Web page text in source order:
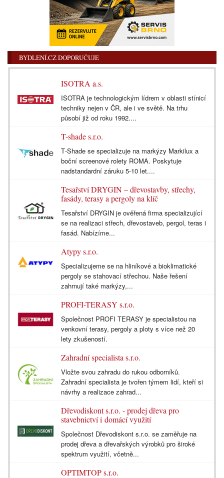
BYDLENÍ.CZ DOPORUČUJE
ISOTRA a.s.
ISOTRA je technologickým lídrem v oblasti stínicí
techniky nejen v ČR, ale i ve světě. Na trhu
působí již od roku 1992....
T-shade s.r.o.
T‑Shade se specializuje na markýzy Markilux a
boční screenové rolety ROMA. Poskytuje
nadstandardní záruku 5-10 let....
Tesařství DRYGIN – dřevostavby, střechy,
fasády, terasy a pergoly na klíč
Tesařství DRYGIN je ověřená firma specializující
se na realizaci střech, dřevostaveb, pergol, teras i
fasád. Nabízíme...
Atypy s.r.o.
Specializujeme se na hliníkové a bioklimatické
pergoly se stahovací střechou. Naše řešení
zahrnují také markýzy,...
PROFI-TERASY s.r.o.
Společnost PROFI TERASY je specialistou na
venkovní terasy, pergoly a ploty s více než 20
lety zkušeností.
Zahradní specialista s.r.o.
Vložte svou zahradu do rukou odborníků.
Zahradní specialista je tvořen týmem lidí, kteří si
návrhy a realizace zahrad...
Dřevodiskont s.r.o. - prodej dřeva pro
stavebnictví i domácí využití
Společnost Dřevodiskont s.r.o. se zaměřuje na
prodej dřeva a dřevařských výrobků pro široké
spektrum využití, včetně...
OPTIMTOP s.r.o.